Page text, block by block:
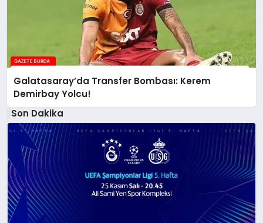
Galatasaray’da Transfer Bombası: Kerem
Demirbay Yolcu!
Son Dakika